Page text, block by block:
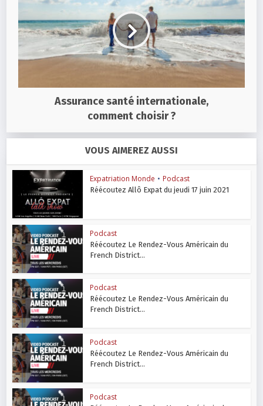
Assurance santé internationale,
comment choisir ?
VOUS AIMEREZ AUSSI
Expatriation Monde • Podcast
Réécoutez Allô Expat du jeudi 17 juin 2021
Podcast
Réécoutez Le Rendez-Vous Américain du
French District...
Podcast
Réécoutez Le Rendez-Vous Américain du
French District...
Podcast
Réécoutez Le Rendez-Vous Américain du
French District...
Podcast